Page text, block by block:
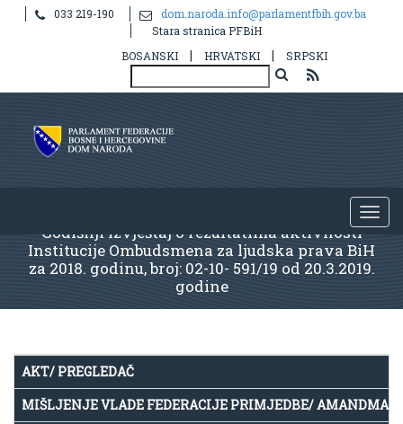
033 219-190
dom.naroda.info@parlamentfbih.gov.ba
Stara stranica PFBiH
BOSANSKI
| HRVATSKI | SRPSKI
Godišnji izvještaj o rezultatima aktivnosti
Institucije Ombudsmena za ljudska prava BiH
za 2018. godinu, broj: 02-10- 591/19 od 20.3.2019.
godine
AKT/ PREGLEDAČ
MIŠLJENJE VLADE FEDERACIJE PRIMJEDBE/